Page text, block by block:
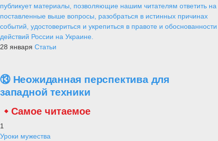
публикует материалы, позволяющие нашим читателям ответить на
поставленные выше вопросы, разобраться в истинных причинах
событий, удостовериться и укрепиться в правоте и обоснованности
действий России на Украине.
28 января Статьи
⑬ Неожиданная перспектива для
западной техники
Самое читаемое
1
Уроки мужества